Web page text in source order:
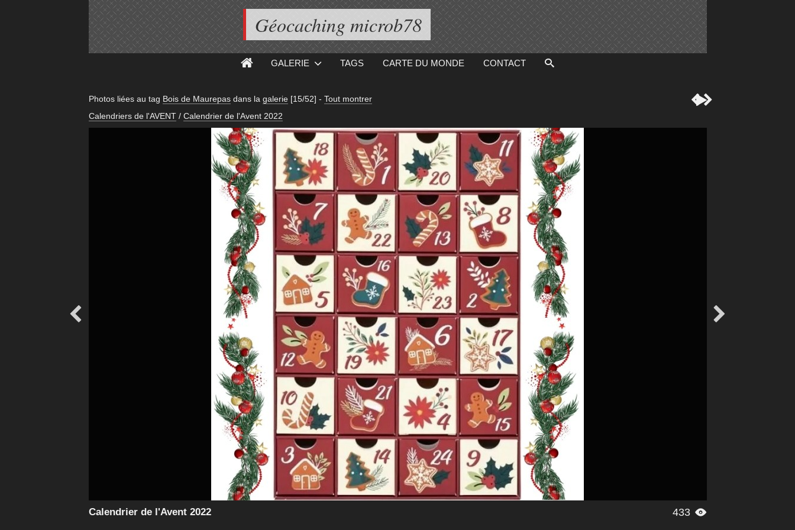
Géocaching microb78
GALERIE TAGS CARTE DU MONDE CONTACT
Photos liées au tag Bois de Maurepasdans la galerie [15/52] - Tout montrer
Calendriers de l'AVENT / Calendrier de l'Avent 2022

 
433 
Calendrier de l'Avent 2022